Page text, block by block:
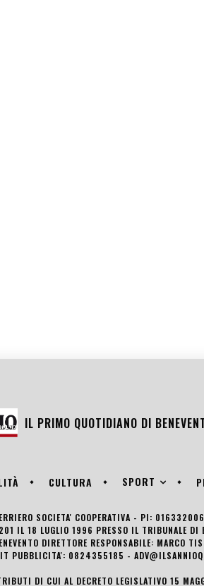
IL PRIMO QUOTIDIANO DI
CULTURA SPORT
SOCIETA' COOPERATIVA - PI:
IL 18 LUGLIO 1996 PRESSO IL TRIBUNALE
DIRETTORE RESPONSABILE: MARCO
PUBBLICITA': 0824355185 -
DI CUI AL DECRETO LEGISLATIVO 15